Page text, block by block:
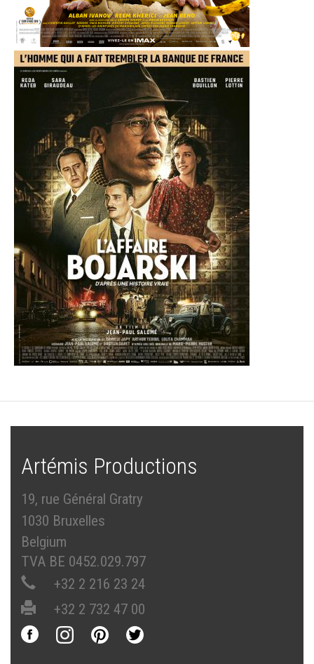
Artémis Productions
19, rue Général Gratry
1030 Bruxelles
Belgium
TVA BE 0452.029.797
+32 2 216 23 24
+32 2 732 47 00